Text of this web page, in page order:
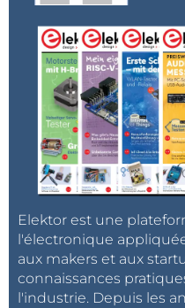
Elektor est une
l'électronique
aux makers et aux
connaissances
l'industrie. Depuis les